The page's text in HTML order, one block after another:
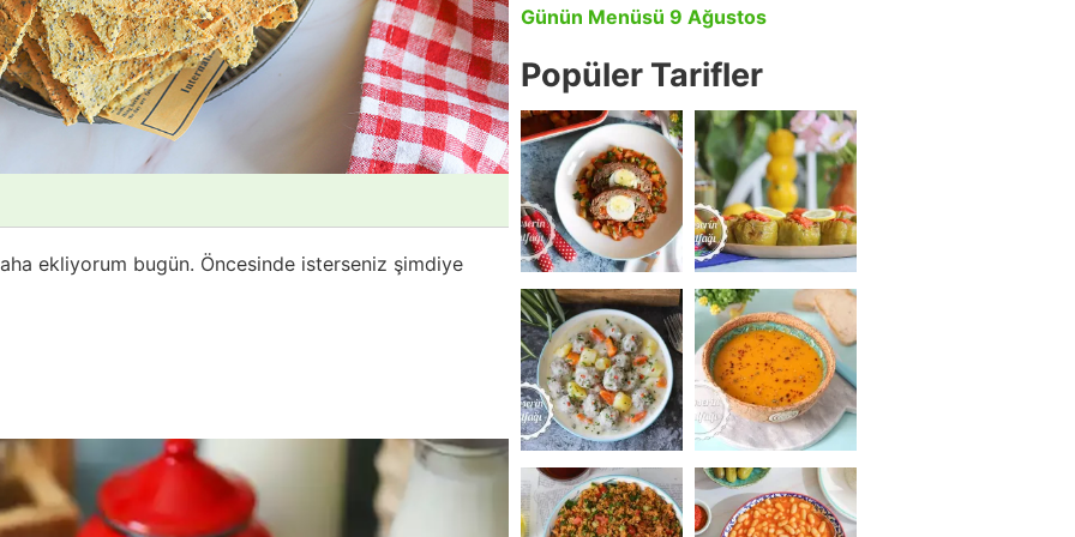
ekliyorum bugün. Öncesinde isterseniz şimdiye
Günün Menüsü 9 Ağustos
Popüler Tarifler